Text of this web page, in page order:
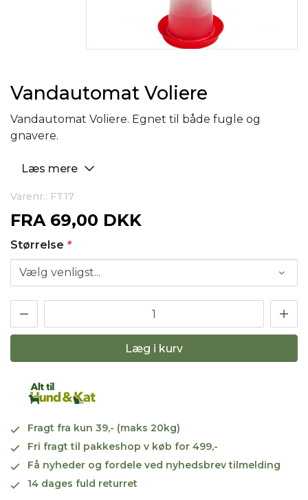
Vandautomat Voliere
Vandautomat Voliere. Egnet til både fugle og
gnavere.
Læs mere
Varenr.: FT17
FRA 69,00 DKK
Størrelse *
Læg i kurv
Fragt fra kun 39,- (maks 20kg)
Fri fragt til pakkeshop v køb for 499,-
Få nyheder og fordele ved nyhedsbrev tilmelding
14 dages fuld returret